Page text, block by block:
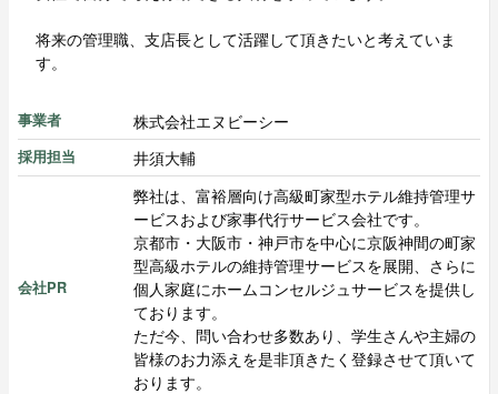
将来の管理職、支店長として活躍して頂きたいと考えていま
す。
事業者 株式会社エヌビーシー
採用担当 井須大輔
会社PR
弊社は、富裕層向け高級町家型ホテル維持管理サ
ービスおよび家事代行サービス会社です。
京都市・大阪市・神戸市を中心に京阪神間の町家
型高級ホテルの維持管理サービスを展開、さらに
個人家庭にホームコンセルジュサービスを提供し
ております。
ただ今、問い合わせ多数あり、学生さんや主婦の
皆様のお力添えを是非頂きたく登録させて頂いて
おります。